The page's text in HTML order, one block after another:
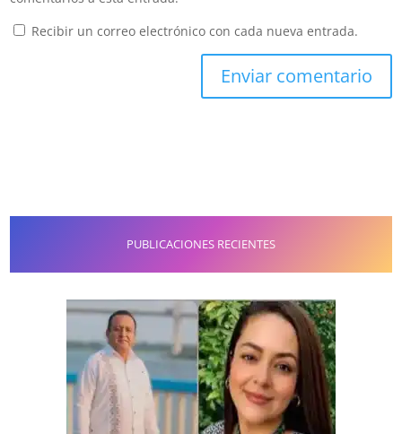
Recibir un correo electrónico con cada nueva entrada.
PUBLICACIONES RECIENTES